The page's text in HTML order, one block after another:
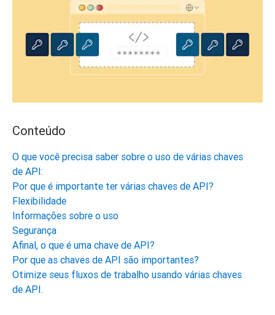
Conteúdo
O que você precisa saber sobre o uso de várias chaves
de API:
Por que é importante ter várias chaves de API?
Flexibilidade
Informações sobre o uso
Segurança
Afinal, o que é uma chave de API?
Por que as chaves de API são importantes?
Otimize seus fluxos de trabalho usando várias chaves
de API.